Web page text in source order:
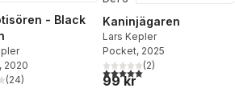
- Black
, 2020
5 stjärnor. Totalt antal röster:
(24)
Kaninjägaren
Lars Kepler
Pocket, 2025
5,0utav 5 stjärnor. Totalt
(2)
99 kr